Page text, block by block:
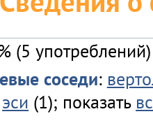
(5 употреблений)
соседи:
эси (1); показать